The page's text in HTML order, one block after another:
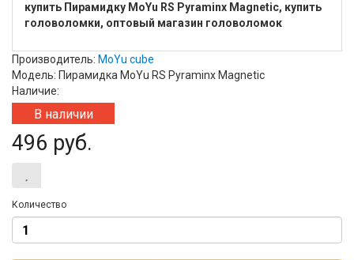
купить Пирамидку MoYu RS Pyraminx Magnetic, купить
головоломки, оптовый магазин головоломок
Производитель: MoYu cube
Модель: Пирамидка MoYu RS Pyraminx Magnetic
Наличие:
В наличии
496 руб.
Количество